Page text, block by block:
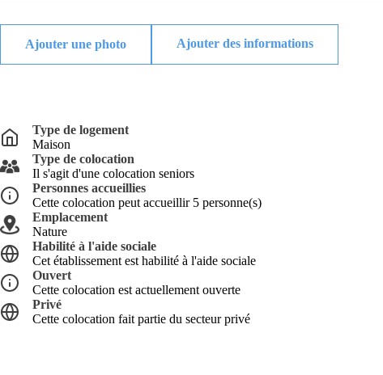
Ajouter des informations
Type de logement
Maison
Type de colocation
Il s'agit d'une colocation seniors
Personnes accueillies
Cette colocation peut accueillir 5 personne(s)
Emplacement
Nature
Habilité à l'aide sociale
Cet établissement est habilité à l'aide sociale
Ouvert
Cette colocation est actuellement ouverte
Privé
Cette colocation fait partie du secteur privé